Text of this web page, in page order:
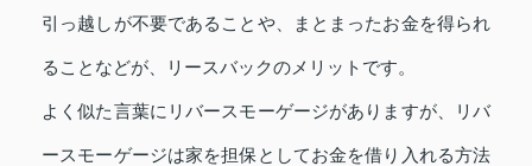
引っ越しが不要であることや、まとまったお金を得られ
ることなどが、リースバックのメリットです。
よく似た言葉にリバースモーゲージがありますが、リバ
ースモーゲージは家を担保としてお金を借り入れる方法